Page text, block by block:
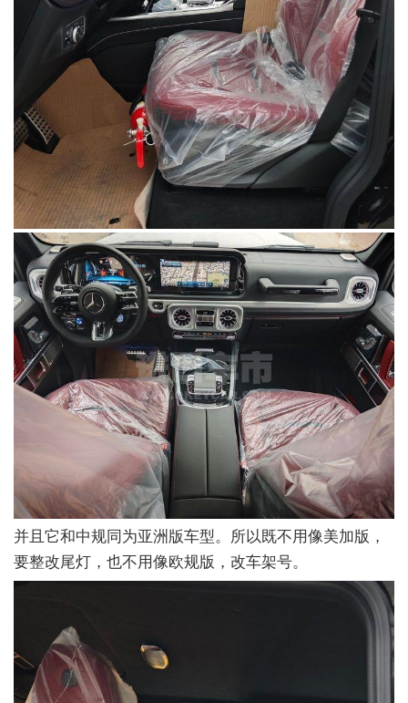
并且它和中规同为亚洲版车型。所以既不用像美加版，
要整改尾灯，也不用像欧规版，改车架号。